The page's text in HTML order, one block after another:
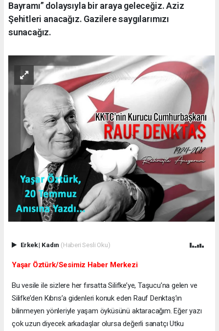
Bayramı” dolaysıyla bir araya geleceğiz. Aziz
Şehitleri anacağız. Gazilere saygılarımızı
sunacağız.
Erkek| Kadın (Haberi Sesli Oku)
Yaşar Öztürk/Sesimiz Haber Merkezi
Bu vesile ile sizlere her fırsatta Silifke’ye, Taşucu’na gelen ve
Silifke’den Kıbrıs’a gidenleri konuk eden Rauf Denktaş’ın
bilinmeyen yönleriyle yaşam öyküsünü aktaracağım. Eğer yazı
çok uzun diyecek arkadaşlar olursa değerli sanatçı Utku